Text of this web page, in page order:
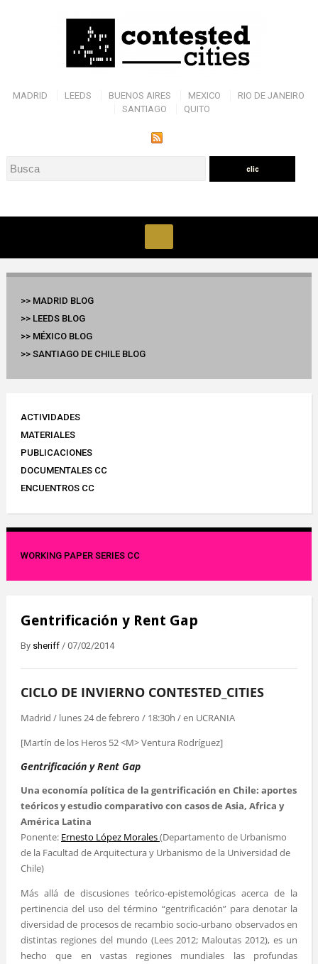
MADRID LEEDS BUENOS AIRES MEXICO
RIO DE JANEIRO
SANTIAGO
QUITO
>> MADRID BLOG
>> LEEDS BLOG
>> MÉXICO BLOG
>> SANTIAGO DE CHILE BLOG
ACTIVIDADES
MATERIALES
PUBLICACIONES
DOCUMENTALES CC
ENCUENTROS CC
WORKING PAPER SERIES CC
Gentrificación y Rent Gap
By sheriff/ 07/02/2014
CICLO DE INVIERNO CONTESTED_CITIES
Madrid / lunes 24 de febrero / 18:30h / en UCRANIA
[Martín de los Heros 52 <M> Ventura Rodríguez]
Gentrificación y Rent Gap
Una economía política de la gentrificación en Chile: aportes
teóricos y estudio comparativo con casos de Asia, Africa y
América Latina
Ponente: Ernesto López Morales(Departamento de Urbanismo
de la Facultad de Arquitectura y Urbanismo de la Universidad de
Chile)
Más allá de discusiones teórico-epistemológicas acerca de la
pertinencia del uso del término “gentrificación” para denotar la
diversidad de procesos de recambio socio-urbano observados en
distintas regiones del mundo (Lees 2012; Maloutas 2012), es un
hecho que en vastas regiones mundiales las profundas